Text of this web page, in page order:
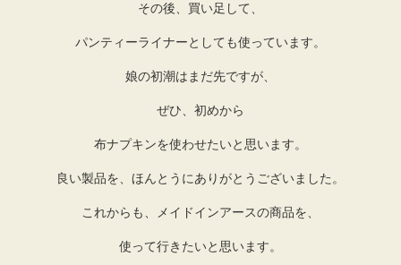
その後、買い足して、
パンティーライナーとしても使っています。
娘の初潮はまだ先ですが、
ぜひ、初めから
布ナプキンを使わせたいと思います。
良い製品を、ほんとうにありがとうございました。
これからも、メイドインアースの商品を、
使って行きたいと思います。